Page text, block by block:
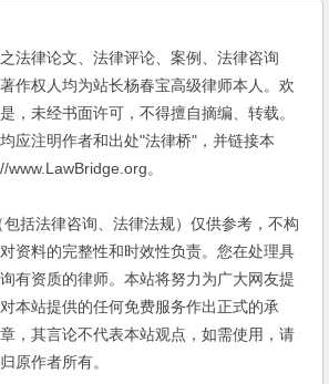
法律论文、法律评论、案例、法律咨询
作权人均为站长杨春宝高级律师本人。欢
，未经书面许可，不得擅自摘编、转载。
应注明作者和出处"法律桥"，并链接本
。
法律咨询、法律法规）仅供参考，不构
资料的完整性和时效性负责。您在处理具
有资质的律师。本站将努力为广大网友提
本站提供的任何免费服务作出正式的承
，其言论不代表本站观点，如需使用，请
原作者所有。